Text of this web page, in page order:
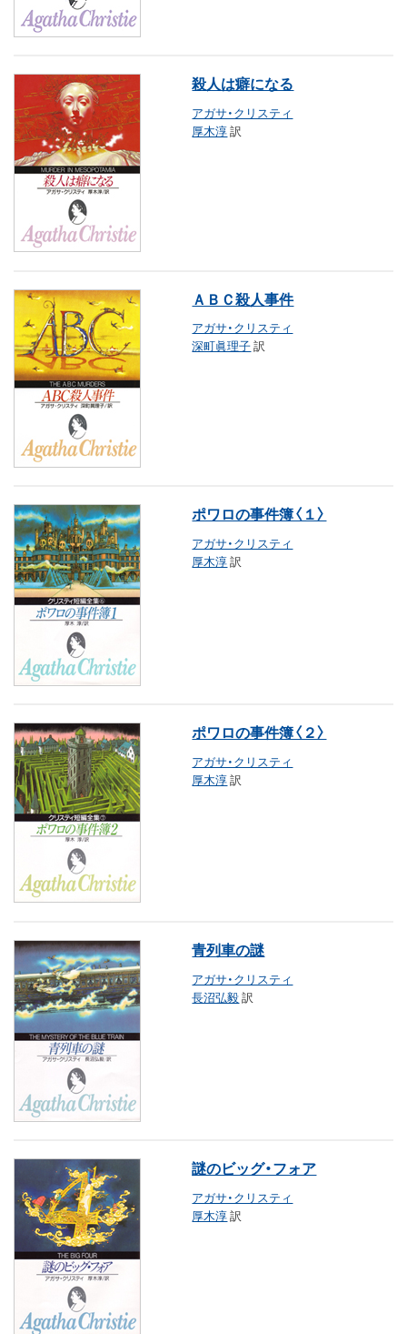
殺人は癖になる
アガサ・クリスティ
厚木淳訳
ＡＢＣ殺人事件
アガサ・クリスティ
深町眞理子訳
ポワロの事件簿〈１〉
アガサ・クリスティ
厚木淳訳
ポワロの事件簿〈２〉
アガサ・クリスティ
厚木淳訳
青列車の謎
アガサ・クリスティ
長沼弘毅訳
謎のビッグ・フォア
アガサ・クリスティ
厚木淳訳